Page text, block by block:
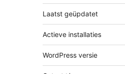
Laatst geüpdatet
Actieve installaties
WordPress versie